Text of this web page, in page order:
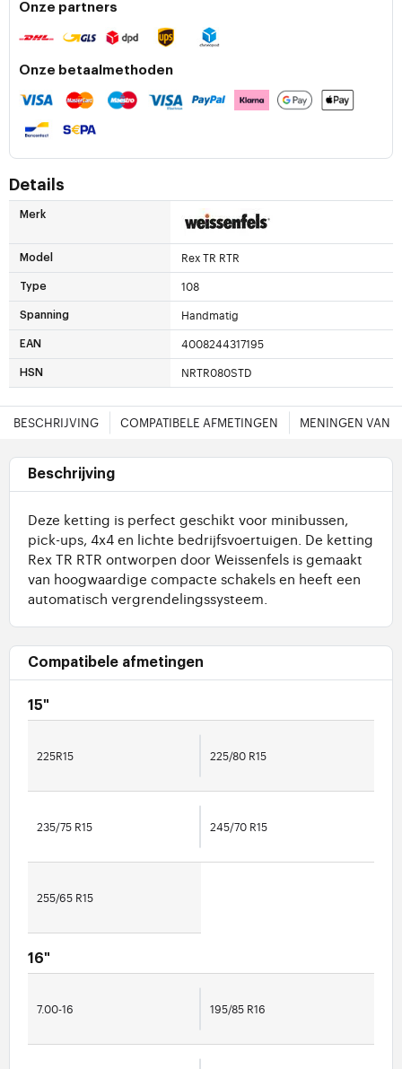
Onze partners
Onze betaalmethoden
Details
Merk
Model Rex TR RTR
Type 108
Spanning Handmatig
EAN 4008244317195
HSN NRTR080STD
BESCHRIJVING COMPATIBELE AFMETINGEN MENINGEN VAN
Beschrijving
Deze ketting is perfect geschikt voor minibussen,
pick-ups, 4x4 en lichte bedrijfsvoertuigen. De ketting
Rex TR RTR ontworpen door Weissenfels is gemaakt
van hoogwaardige compacte schakels en heeft een
automatisch vergrendelingssysteem.
Compatibele afmetingen
15"
225R15 225/80 R15
235/75 R15 245/70 R15
255/65 R15
16"
7.00-16 195/85 R16